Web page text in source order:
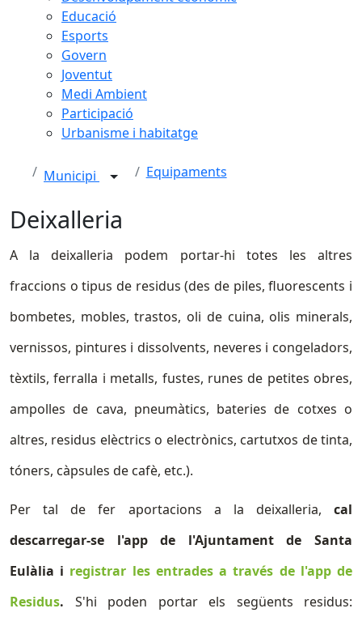
Educació
Esports
Govern
Joventut
Medi Ambient
Participació
Urbanisme i habitatge
Municipi Equipaments
Deixalleria
A la deixalleria podem portar-hi totes les altres
fraccions o tipus de residus (des de piles, fluorescents i
bombetes, mobles, trastos, oli de cuina, olis minerals,
vernissos, pintures i dissolvents, neveres i congeladors,
tèxtils, ferralla i metalls, fustes, runes de petites obres,
ampolles de cava, pneumàtics, bateries de cotxes o
altres, residus elèctrics o electrònics, cartutxos de tinta,
tóners, càpsules de cafè, etc.).
Per tal de fer aportacions a la deixalleria,
cal
descarregar-se l'app de l'Ajuntament de Santa
Eulàlia i registrar les entrades a través de l'app de
Residus. S'hi poden portar els següents residus: